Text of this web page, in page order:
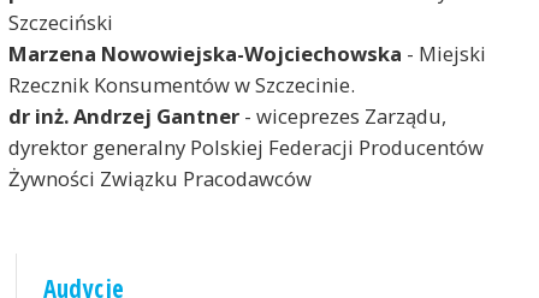
Szczeciński
Marzena Nowowiejska-Wojciechowska - Miejski
Rzecznik Konsumentów w Szczecinie.
dr inż. Andrzej Gantner- wiceprezes Zarządu,
dyrektor generalny Polskiej Federacji Producentów
Żywności Związku Pracodawców
Audycje